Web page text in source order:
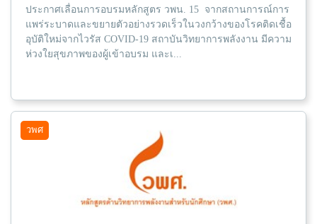
ประกาศเลื่อนการอบรมหลักสูตร วพน. 15 จากสถานการณ์การ
แพร่ระบาดและขยายตัวอย่างรวดเร็วในวงกว้างของโรคติดเชื้อ
อุบัติใหม่จากไวรัส COVID-19 สถาบันวิทยาการพลังงาน มีความ
ห่วงใยสุขภาพของผู้เข้าอบรม และเ...
วพศ